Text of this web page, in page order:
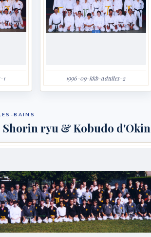
1 1996-09-kkb-adultes-2
BAINS
Shorin ryu & Kobudo